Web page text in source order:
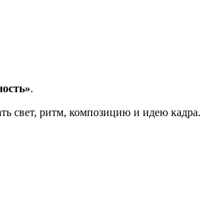
.
свет, ритм, композицию и идею кадра.